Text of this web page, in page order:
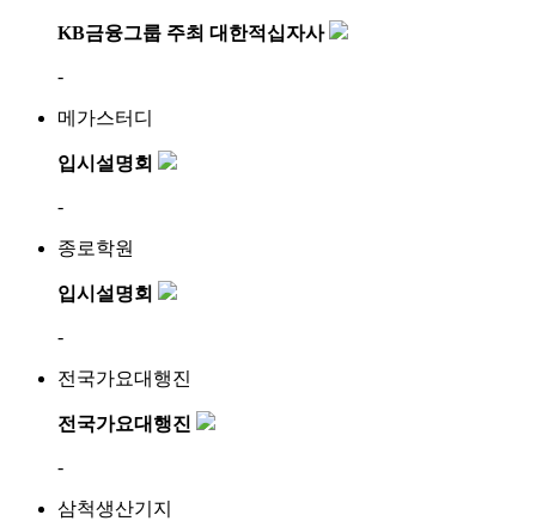
KB금융그룹 주최 대한적십자사
-
메가스터디
입시설명회
-
종로학원
입시설명회
-
전국가요대행진
전국가요대행진
-
삼척생산기지